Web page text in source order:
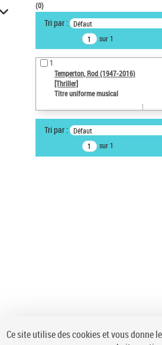
VOTRE RECHERCHE
Recherche avancée dans les
notices d’autorité
Œuvres liées à l'auteur :
Temperton, Rod (1947-2016)
Auteur d’œuvre
Type de notice d'autorité
(0)
Tri par : Défaut
sur 1
1
Temperton, Rod (1947-2016)
[Thriller]
Titre uniforme musical
Tri par : Défaut
sur 1
Ce site utilise des cookies et vous donne